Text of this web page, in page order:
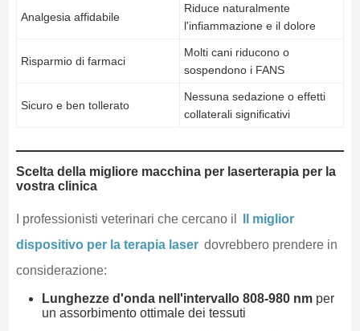
Analgesia affidabile
Riduce naturalmente
l'infiammazione e il dolore
Risparmio di farmaci
Molti cani riducono o
sospendono i FANS
Sicuro e ben tollerato
Nessuna sedazione o effetti
collaterali significativi
Scelta della migliore macchina per laserterapia per la
vostra clinica
I professionisti veterinari che cercano il
Il miglior
dispositivo per la terapia laser dovrebbero prendere in
considerazione:
Lunghezze d'onda nell'intervallo 808-980 nmper
un assorbimento ottimale dei tessuti